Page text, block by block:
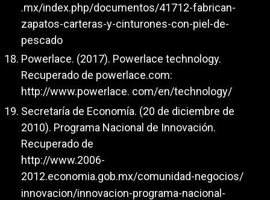
.mx/index.php/documentos/41712-fabrican-
zapatos-carteras-y-cinturones-con-piel-de-
pescado
Powerlace. (2017). Powerlace technology.
Recuperado de powerlace.com:
http://www.powerlace. com/en/technology/
Secretaría de Economía. (20 de diciembre de
2010). Programa Nacional de Innovación.
Recuperado de
http://www.2006-
2012.economia.gob.mx/comunidad-negocios/
innovacion/innovacion-programa-nacional-